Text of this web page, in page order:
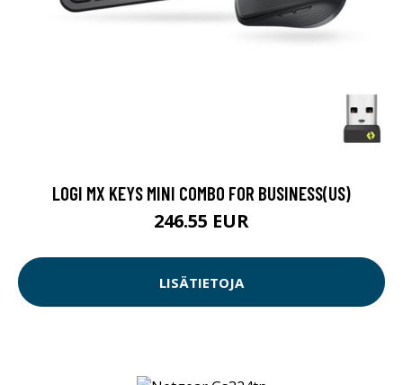
LOGI MX KEYS MINI COMBO FOR BUSINESS(US)
246.55 EUR
LISÄTIETOJA